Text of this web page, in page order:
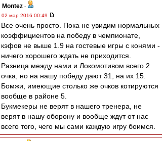
Montez -
02 мар 2016 00:49
Все очень просто. Пока не увидим нормальных
коэффициентов на победу в чемпионате,
кэфов не выше 1.9 на гостевые игры с конями -
ничего хорошего ждать не приходится.
Разница между нами и Локомотивом всего 2
очка, но на нашу победу дают 31, на их 15.
Бомжи, имеющие столько же очков котируются
вообще в районе 5.
Букмекеры не верят в нашего тренера, не
верят в нашу оборону и вообще ждут от нас
всего того, чего мы сами каждую игру боимся.